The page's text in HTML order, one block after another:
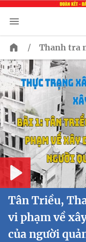
/ Thanh tra
Play
Tân Triều,
vi phạm về
của người